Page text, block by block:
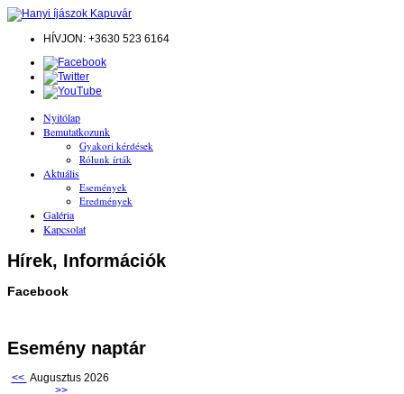
HÍVJON: +3630 523 6164
Nyitólap
Bemutatkozunk
Gyakori kérdések
Rólunk írták
Aktuális
Események
Eredmények
Galéria
Kapcsolat
Hírek, Információk
Facebook
Esemény naptár
<< Augusztus 2026
>>